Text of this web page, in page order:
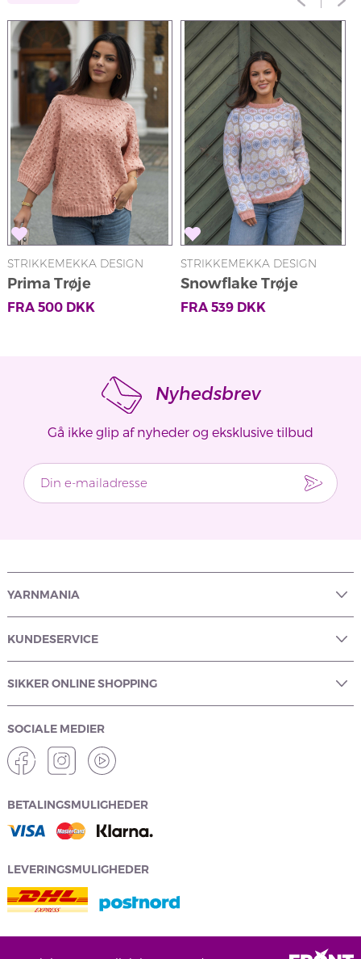
STRIKKEMEKKA DESIGN
Prima Trøje
FRA 500DKK
STRIKKEMEKKA DESIGN
Snowflake Trøje
FRA 539DKK
Nyhedsbrev
Gå ikke glip af nyheder og eksklusive tilbud
YARNMANIA
KUNDESERVICE
SIKKER ONLINE SHOPPING
SOCIALE MEDIER
BETALINGSMULIGHEDER
LEVERINGSMULIGHEDER